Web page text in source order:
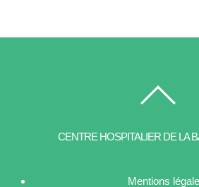
CENTRE HOSPITALIER DE LA
Mentions